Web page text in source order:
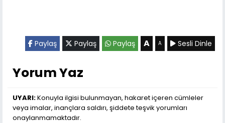
Paylaş Paylaş Paylaş A A Sesli Dinle
Yorum Yaz
UYARI:Konuyla ilgisi bulunmayan, hakaret içeren cümleler
veya imalar, inançlara saldırı, şiddete teşvik yorumları
onaylanmamaktadır.